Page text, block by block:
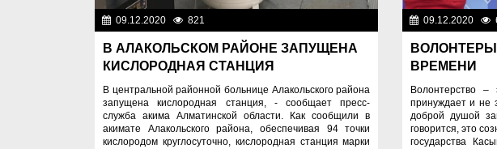
09.12.2020 821
В АЛАКОЛЬСКОМ РАЙОНЕ ЗАПУЩЕНА
КИСЛОРОДНАЯ СТАНЦИЯ
В центральной районной больнице Алакольского района
запущена кислородная станция, - сообщает пресс-
служба акима Алматинской области. Как сообщили в
акимате Алакольского района, обеспечивая 94 точки
кислородом круглосуточно, кислородная станция марки
09.12.2020
ВРЕМЕНИ
Волонтерство
принуждает и не
доброй душой
говорится, это
государства